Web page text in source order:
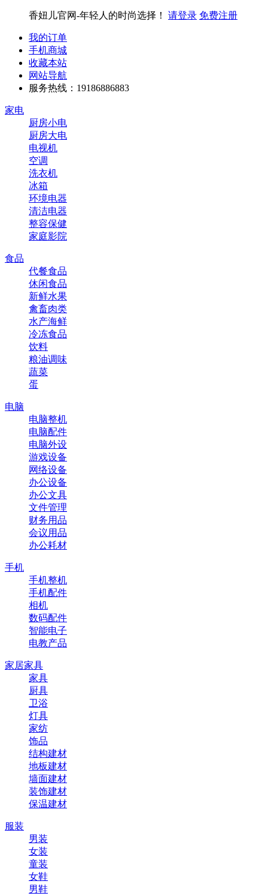
香妞儿官网-年轻人的时尚选择！ 请登录 免费注册
我的订单
手机商城
收藏本站
网站导航
服务热线：19186886883
家电
厨房小电
厨房大电
电视机
空调
洗衣机
冰箱
环境电器
清洁电器
整容保健
家庭影院
食品
代餐食品
休闲食品
新鲜水果
禽畜肉类
水产海鲜
冷冻食品
饮料
粮油调味
蔬菜
蛋
电脑
电脑整机
电脑配件
电脑外设
游戏设备
网络设备
办公设备
办公文具
文件管理
财务用品
会议用品
办公耗材
手机
手机整机
手机配件
相机
数码配件
智能电子
电教产品
家居家具
家具
厨具
卫浴
灯具
家纺
饰品
结构建材
地板建材
墙面建材
装饰建材
保温建材
服装
男装
女装
童装
女鞋
男鞋